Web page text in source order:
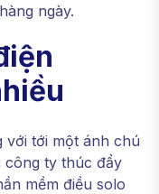
ngày.
với tới một ánh chú
công ty thúc đẩy
mềm điều solo